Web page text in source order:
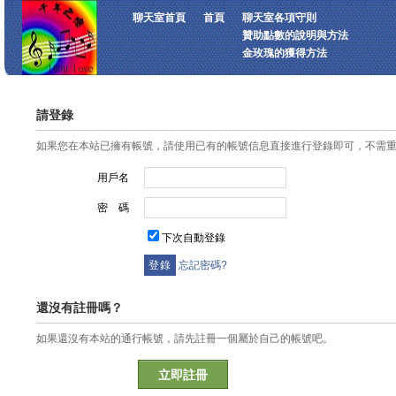
聊天室首頁 首頁
聊天室各項守則
贊助點數的說明與方法
金玫瑰的獲得方法
請登錄
如果您在本站已擁有帳號，請使用已有的帳號信息直接進行登錄即可，不需
用戶名
密 碼
下次自動登錄
忘記密碼?
還沒有註冊嗎？
如果還沒有本站的通行帳號，請先註冊一個屬於自己的帳號吧。
立即註冊